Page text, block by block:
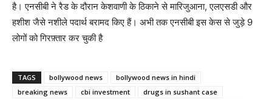
है। एनसीबी ने रैड के दौरान केशवाणी के ठिकाने से मारिजुआना, एलएसडी और
हशीश जैसे नशीले पदार्थ बरामद किए हैं। अभी तक एनसीबी इस केस से जुड़े 9
लोगों को गिरफ़्तार कर चुकी है
TAGS bollywood news
bollywood news in hindi
breaking news
cbi investment
drugs in sushant case